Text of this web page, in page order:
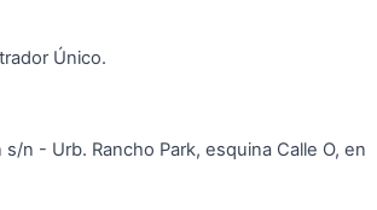
Único.
n - Urb. Rancho Park, esquina Calle O, en